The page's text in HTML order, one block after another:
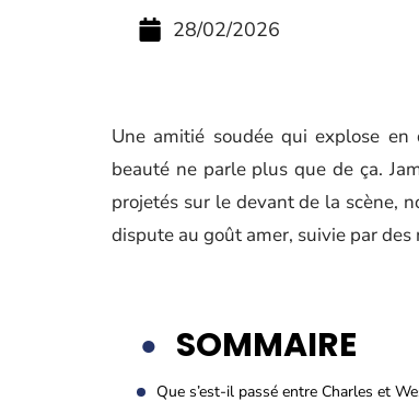
28/02/2026
Une amitié soudée qui explose
beauté ne parle plus que de ça.
projetés sur le devant de la scène,
dispute au goût amer, suivie par
SOMMAIRE
Que s’est-il passé entre Charles et